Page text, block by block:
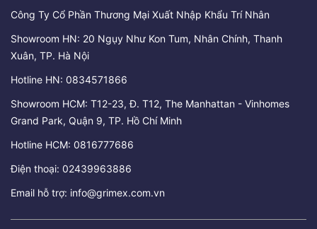
Công Ty Cổ Phần Thương Mại Xuất Nhập Khẩu Trí Nhân
Showroom HN: 20 Ngụy Như Kon Tum, Nhân Chính, Thanh
Xuân, TP. Hà Nội
Hotline HN: 0834571866
Showroom HCM: T12-23, Đ. T12, The Manhattan - Vinhomes
Grand Park, Quận 9, TP. Hồ Chí Minh
Hotline HCM: 0816777686
Điện thoại: 02439963886
Email hỗ trợ: info@grimex.com.vn